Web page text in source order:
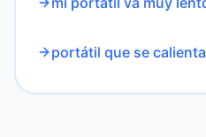
portátil que se